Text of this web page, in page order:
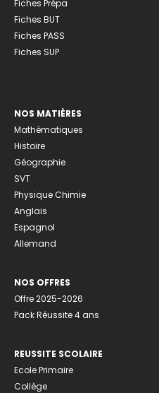
Fiches Prépa
Fiches BUT
Fiches PASS
Fiches SUP
NOS MATIÈRES
Mathématiques
Histoire
Géographie
SVT
Physique Chimie
Anglais
Espagnol
Allemand
NOS OFFRES
Offre 2025-2026
Pack Réussite 4 ans
REUSSITE SCOLAIRE
Ecole Primaire
Collège